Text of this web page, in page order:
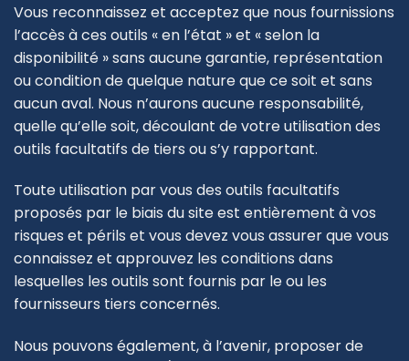
Vous reconnaissez et acceptez que nous fournissions
l’accès à ces outils « en l’état » et « selon la
disponibilité » sans aucune garantie, représentation
ou condition de quelque nature que ce soit et sans
aucun aval. Nous n’aurons aucune responsabilité,
quelle qu’elle soit, découlant de votre utilisation des
outils facultatifs de tiers ou s’y rapportant.
Toute utilisation par vous des outils facultatifs
proposés par le biais du site est entièrement à vos
risques et périls et vous devez vous assurer que vous
connaissez et approuvez les conditions dans
lesquelles les outils sont fournis par le ou les
fournisseurs tiers concernés.
Nous pouvons également, à l’avenir, proposer de